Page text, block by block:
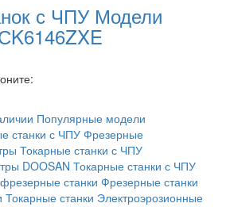
с ЧПУ Модели
Популярные модели
станки с ЧПУ Фрезерные
Токарные станки с ЧПУ
DOOSAN Токарные станки с ЧПУ
станки Фрезерные станки
Токарные станки Электроэрозионные